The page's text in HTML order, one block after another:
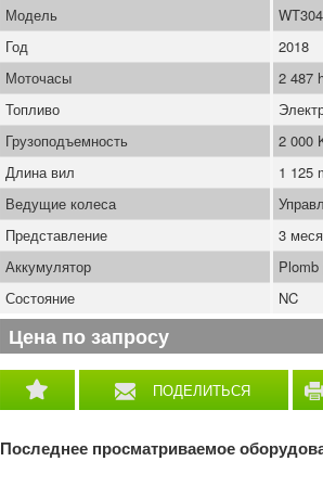
ПОДЕЛИТЬСЯ
Модель
Год
2018
Моточасы
2 487
Топливо
Грузоподъемность
2 000
Длина вил
1 125
Ведущие колеса
Представление
3
Аккумулятор
Plomb
Состояние
NC
Цена по запросу
Последнее просматриваемое